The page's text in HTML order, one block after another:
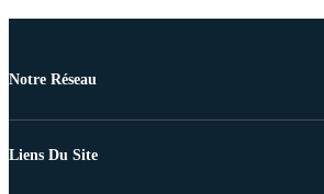
Notre Réseau
Liens Du Site